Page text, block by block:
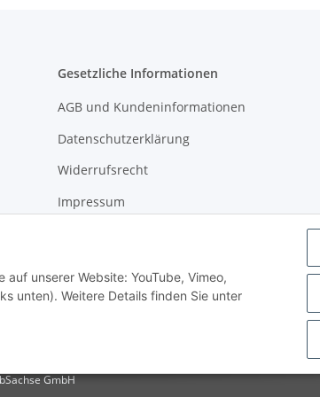
unserer Website: YouTube, Vimeo,
unten). Weitere Details finden Sie unter
Gesetzliche Informationen
AGB und Kundeninformationen
Datenschutzerklärung
Widerrufsrecht
Impressum
GmbH